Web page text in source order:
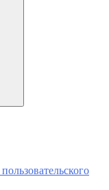
пользовательского